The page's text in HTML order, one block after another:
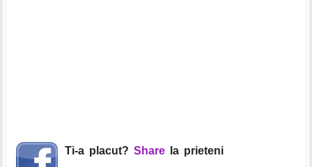
Ti-a placut? Share la prieteni